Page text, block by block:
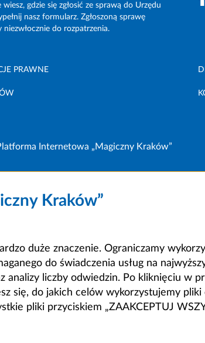
wiesz, gdzie się zgłosić ze sprawą do Urzędu
nasz formularz. Zgłoszoną sprawę
niezwłocznie do rozpatrzenia.
PRAWNE
Internetowa „Magiczny Kraków”
Kraków”
duże znaczenie. Ograniczamy
do świadczenia usług na
analizy liczby odwiedzin. Po kliknięciu w
się, do jakich celów wykorzystujemy pliki
pliki przyciskiem „ZAAKCEPTUJ